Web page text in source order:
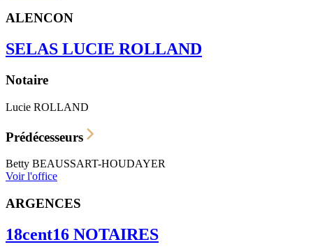
ALENCON
SELAS LUCIE ROLLAND
Notaire
Lucie ROLLAND
Prédécesseurs
Betty BEAUSSART-HOUDAYER
Voir l'office
ARGENCES
18cent16 NOTAIRES